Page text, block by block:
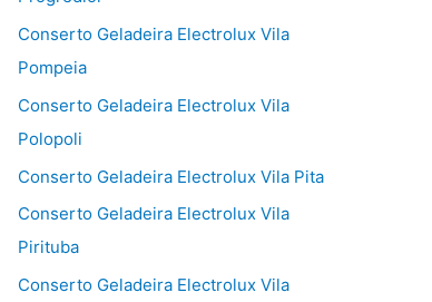
Conserto Geladeira Electrolux Vila
Pompeia
Conserto Geladeira Electrolux Vila
Polopoli
Conserto Geladeira Electrolux Vila Pita
Conserto Geladeira Electrolux Vila
Pirituba
Conserto Geladeira Electrolux Vila